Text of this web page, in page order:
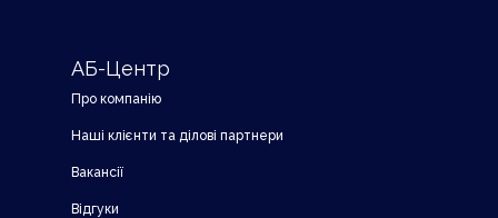
АБ-Центр
Про компанію
Наші клієнти та ділові партнери
Вакансії
Відгуки